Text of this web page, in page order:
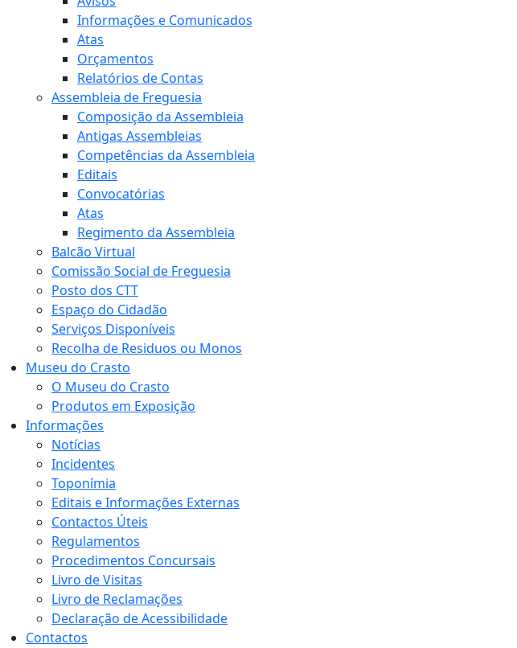
Informações e Comunicados
Atas
Orçamentos
Relatórios de Contas
Assembleia de Freguesia
Composição da Assembleia
Antigas Assembleias
Competências da Assembleia
Editais
Convocatórias
Atas
Regimento da Assembleia
Balcão Virtual
Comissão Social de Freguesia
Posto dos CTT
Espaço do Cidadão
Serviços Disponíveis
Recolha de Residuos ou Monos
Museu do Crasto
O Museu do Crasto
Produtos em Exposição
Informações
Notícias
Incidentes
Toponímia
Editais e Informações Externas
Contactos Úteis
Regulamentos
Procedimentos Concursais
Livro de Visitas
Livro de Reclamações
Declaração de Acessibilidade
Contactos